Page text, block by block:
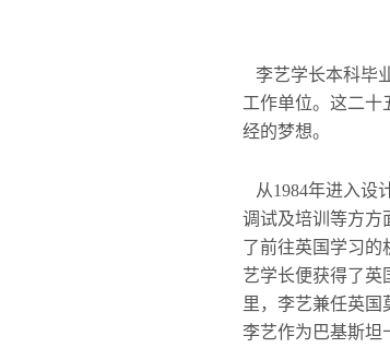
李艺学长本科毕
工作单位。这二十
经的梦想。
从1984年进入设
调试及培训等方方
了前往英国学习的
艺学长便获得了英
里，李艺兼任英国
李艺作为巴基斯坦